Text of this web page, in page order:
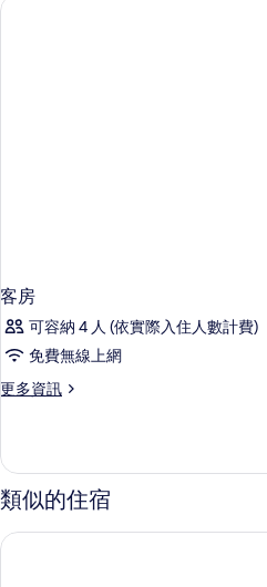
情
客房
可容納 4 人 (依實際入住人數計費)
免費無線上網
更多資訊
更
的
詳
情
類似的住宿
吉拉爾達中心飯店